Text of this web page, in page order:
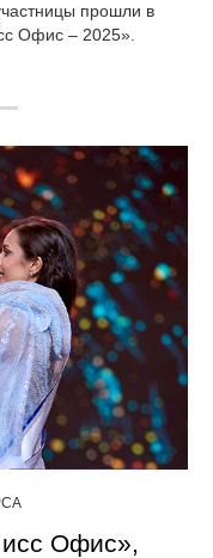
прошли в
Офис – 2025».
Офис»,